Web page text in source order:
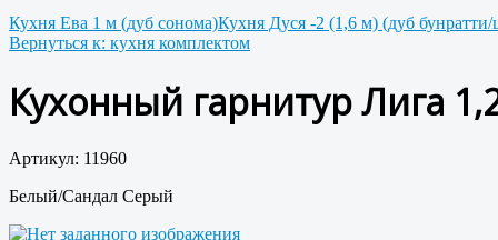
Кухня Ева 1 м (дуб сонома)Кухня Дуся -2 (1,6 м) (дуб бунратти/
Вернуться к: кухня комплектом
Кухонный гарнитур Лига
Артикул: 11960
Белый/Сандал Серый